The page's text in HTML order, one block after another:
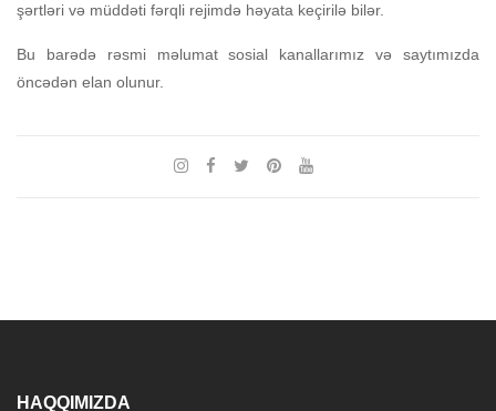
şərtləri və müddəti fərqli rejimdə həyata keçirilə bilər.
Bu barədə rəsmi məlumat sosial kanallarımız və saytımızda
öncədən elan olunur.
HAQQIMIZDA